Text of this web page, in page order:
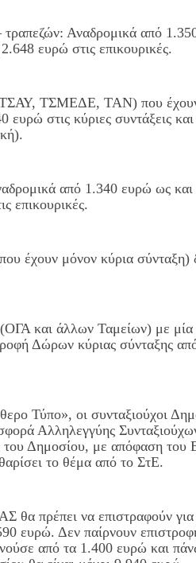
Αναδρομικά από
ευρώ στις επικουρικές.
ΤΣΜΕΔΕ, ΤΑΝ) που έχουν
στις κύριες συντάξεις
από 1.340 ευρώ ως
επικουρικές.
έχουν μόνον κύρια σύνταξη)
(ΟΓΑ και άλλων Ταμείων) με
Δώρων κύριας σύνταξης
Τύπο», οι συνταξιούχοι
Αλληλεγγύης
του Δημοσίου, με απόφαση
το θέμα από το ΣτΕ.
θα πρέπει να επιστραφούν
ευρώ. Δεν παίρνουν
από τα 1.400 ευρώ και